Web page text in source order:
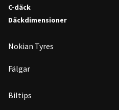
C-däck
Däckdimensioner
Nokian Tyres
Fälgar
Biltips